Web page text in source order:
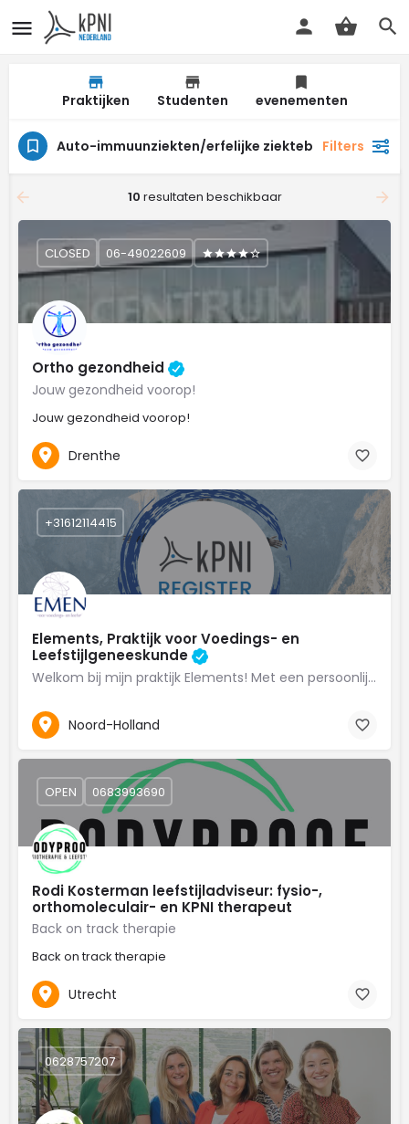
Praktijken Studenten evenementen
Auto-immuunziekten/erfelijke ziektebeelden
Filters
10 resultaten beschikbaar
Ortho gezondheid
Jouw gezondheid voorop!
Jouw gezondheid voorop!
CLOSED 06-49022609
Drenthe
Elements, Praktijk voor Voedings- en
Leefstijlgeneeskunde
Welkom bij mijn praktijk Elements! Met een persoonlijke aanpak, gefundeerde wetenschappelijke…
+31612114415
Noord-Holland
Rodi Kosterman leefstijladviseur: fysio-,
orthomoleculair- en KPNI therapeut
Back on track therapie
Back on track therapie
OPEN 0683993690
Utrecht
0628757207